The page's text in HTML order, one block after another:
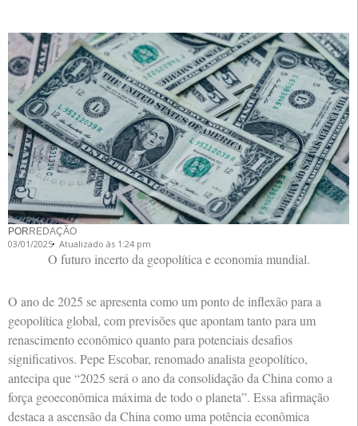
POR REDAÇÃO
03/01/2025 Atualizado às 1:24 pm
O futuro incerto da geopolítica e economia mundial.
O ano de 2025 se apresenta como um ponto de inflexão para a
geopolítica global, com previsões que apontam tanto para um
renascimento econômico quanto para potenciais desafios
significativos. Pepe Escobar, renomado analista geopolítico,
antecipa que “2025 será o ano da consolidação da China como a
força geoeconômica máxima de todo o planeta”. Essa afirmação
destaca a ascensão da China como uma potência econômica